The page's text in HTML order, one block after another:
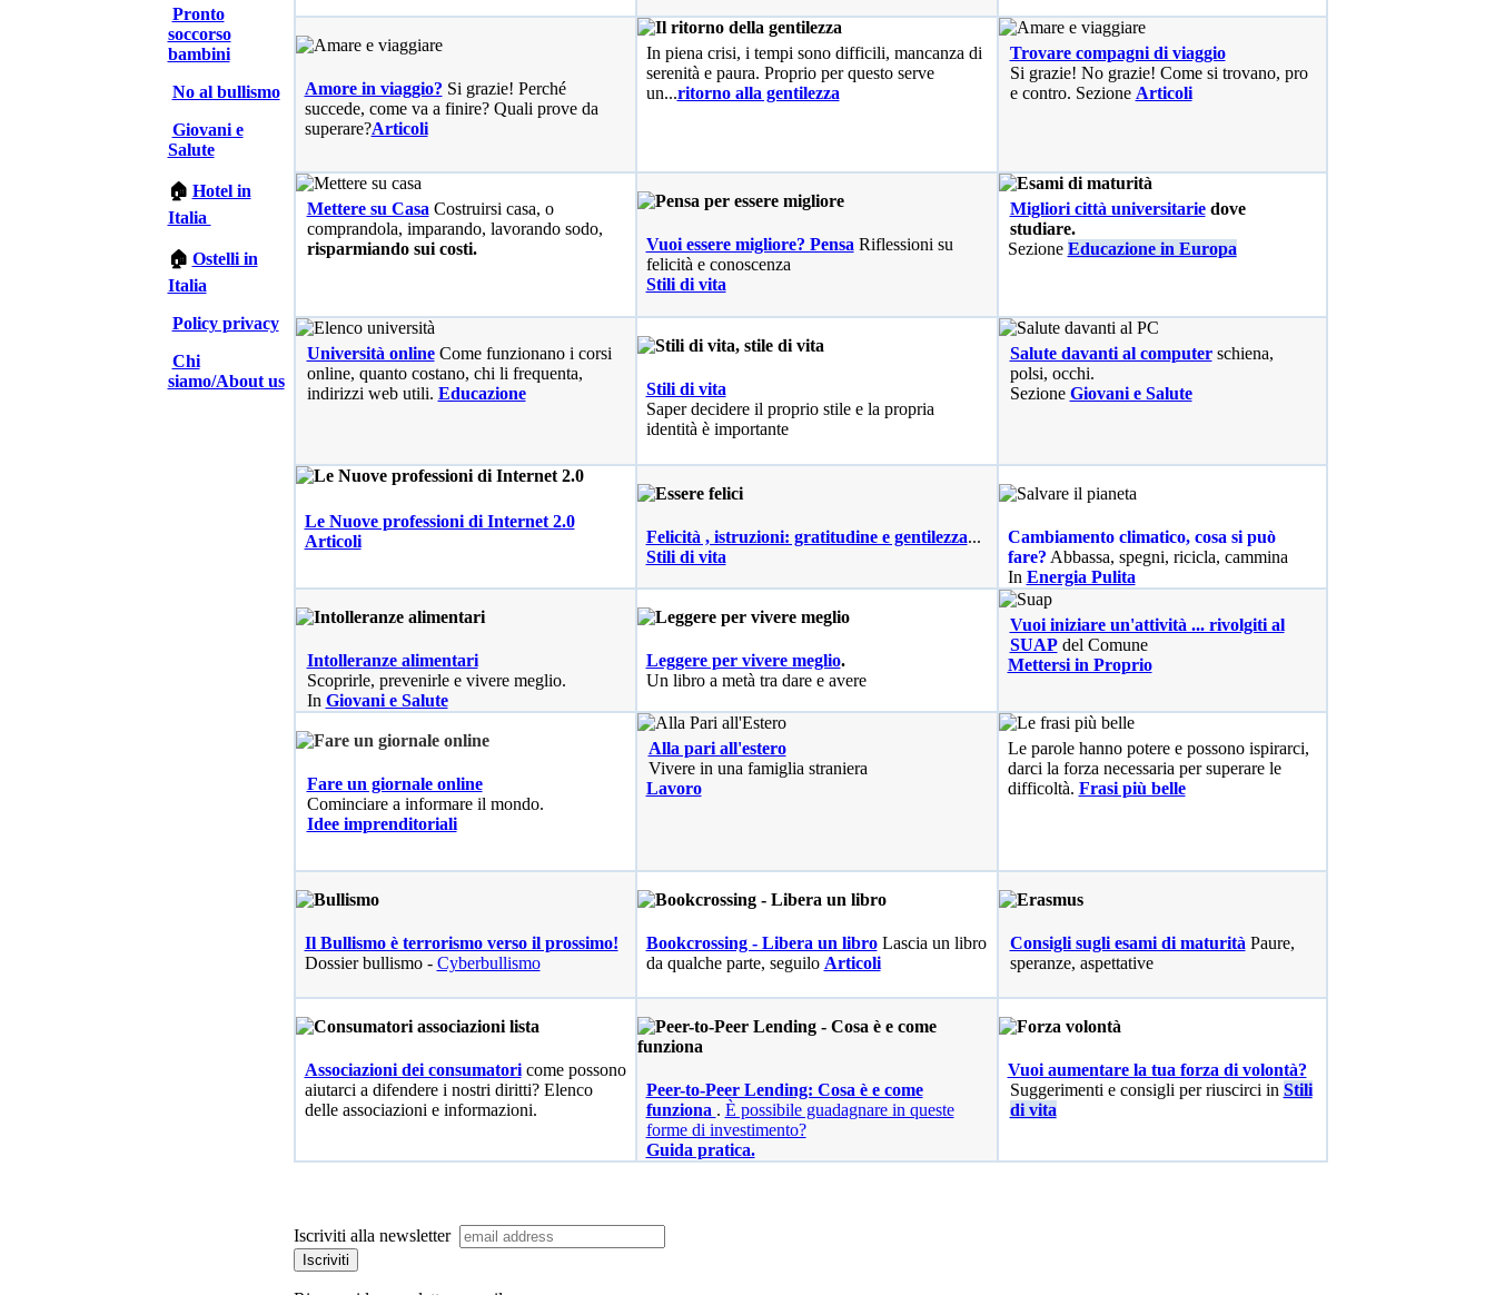
Pronto
soccorso
bambini
No al bullismo
Giovani e
Salute
🏠 Hotel in
Italia
🏠 Ostelli in
Italia
Policy privacy
Chi
siamo/About us
Amore in viaggio? Si grazie! Perché
succede, come va a finire? Quali prove da
superare?Articoli
In piena crisi, i tempi sono difficili, mancanza di
serenità e paura. Proprio per questo serve
un...ritorno alla gentilezza
Trovare compagni di viaggio
Si grazie! No grazie! Come si trovano, pro
e contro. Sezione Articoli
Mettere su Casa Costruirsi casa, o
comprandola, imparando, lavorando sodo,
risparmiando sui costi.
Vuoi essere migliore? Pensa Riflessioni su
felicità e conoscenza
Stili di vita
Migliori città universitariedove
studiare.
Sezione Educazione in Europa
Università online Come funzionano i corsi
online, quanto costano, chi li frequenta,
indirizzi web utili. Educazione
Stili di vita
Saper decidere il proprio stile e la propria
identità è importante
Salute davanti al computerschiena,
polsi, occhi.
Sezione Giovani e Salute
Le Nuove professioni di Internet 2.0
Articoli
Felicità , istruzioni: gratitudine e gentilezza...
Stili di vita
Cambiamento climatico, cosa si può
fare? Abbassa, spegni, ricicla, cammina
In Energia Pulita
Intolleranze alimentari
Scoprirle, prevenirle e vivere meglio.
In Giovani e Salute
Leggere per vivere meglio.
Un libro a metà tra dare e avere
Vuoi iniziare un'attività ... rivolgiti al
SUAPdel Comune
Mettersi in Proprio
Fare un giornale online
Cominciare a informare il mondo.
Idee imprenditoriali
Alla pari all'estero
Vivere in una famiglia straniera
Lavoro
Le parole hanno potere e possono ispirarci,
darci la forza necessaria per superare le
difficoltà. Frasi più belle
Il Bullismo è terrorismo verso il prossimo!
Dossier bullismo - Cyberbullismo
Bookcrossing - Libera un libroLascia un libro
da qualche parte, seguilo Articoli
Consigli sugli esami di maturità Paure,
speranze, aspettative
Associazioni dei consumatoricome possono
aiutarci a difendere i nostri diritti? Elenco
delle associazioni e informazioni.
Peer-to-Peer Lending: Cosa è e come
funziona . È possibile guadagnare in queste
forme di investimento?
Guida pratica.
Vuoi aumentare la tua forza di volontà?
Suggerimenti e consigli per riuscirci in Stili
di vita
Iscriviti alla newsletter